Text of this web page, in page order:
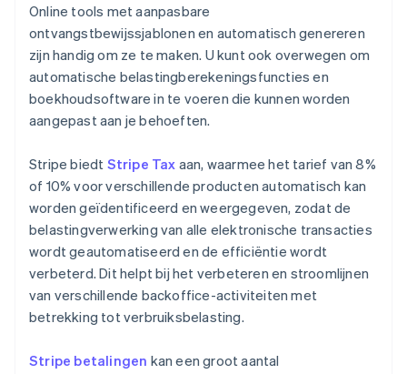
Online tools met aanpasbare
ontvangstbewijssjablonen en automatisch genereren
zijn handig om ze te maken. U kunt ook overwegen om
automatische belastingberekeningsfuncties en
boekhoudsoftware in te voeren die kunnen worden
aangepast aan je behoeften.
Stripe biedt Stripe Tax aan, waarmee het tarief van 8%
of 10% voor verschillende producten automatisch kan
worden geïdentificeerd en weergegeven, zodat de
belastingverwerking van alle elektronische transacties
wordt geautomatiseerd en de efficiëntie wordt
verbeterd. Dit helpt bij het verbeteren en stroomlijnen
van verschillende backoffice-activiteiten met
betrekking tot verbruiksbelasting.
Stripe betalingen kan een groot aantal